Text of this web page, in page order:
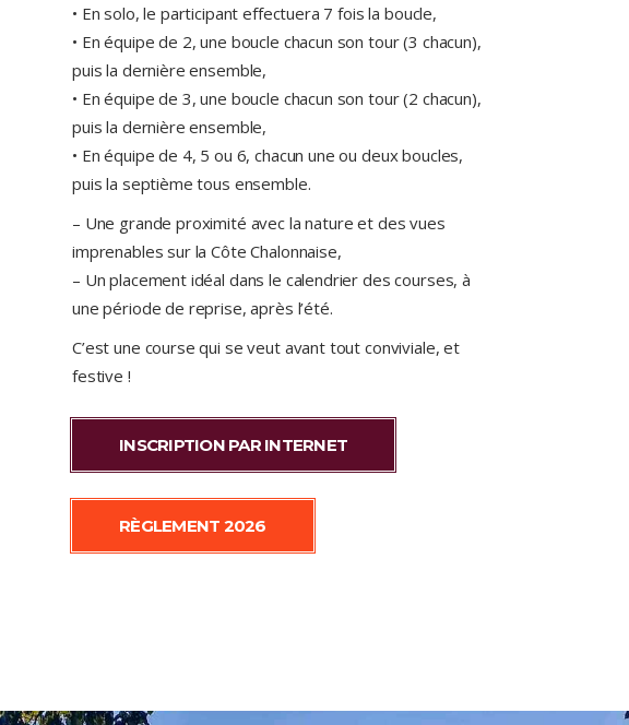
• En solo, le participant effectuera 7 fois la boucle,
• En équipe de 2, une boucle chacun son tour (3 chacun),
puis la dernière ensemble,
• En équipe de 3, une boucle chacun son tour (2 chacun),
puis la dernière ensemble,
• En équipe de 4, 5 ou 6, chacun une ou deux boucles,
puis la septième tous ensemble.
– Une grande proximité avec la nature et des vues
imprenables sur la Côte Chalonnaise,
– Un placement idéal dans le calendrier des courses, à
une période de reprise, après l’été.
C’est une course qui se veut avant tout conviviale, et
festive !
INSCRIPTION PAR INTERNET
RÈGLEMENT 2026